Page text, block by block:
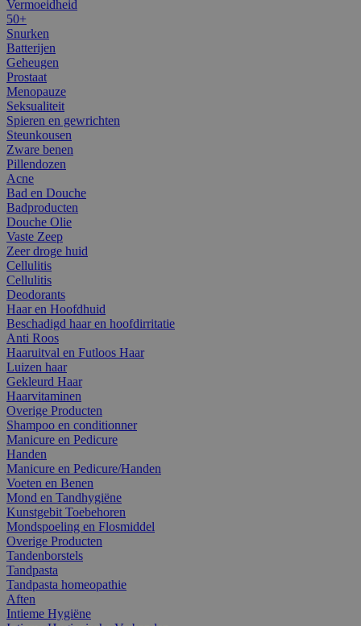
Vermoeidheid
50+
Snurken
Batterijen
Geheugen
Prostaat
Menopauze
Seksualiteit
Spieren en gewrichten
Steunkousen
Zware benen
Pillendozen
Acne
Bad en Douche
Badproducten
Douche Olie
Vaste Zeep
Zeer droge huid
Cellulitis
Cellulitis
Deodorants
Haar en Hoofdhuid
Beschadigd haar en hoofdirritatie
Anti Roos
Haaruitval en Futloos Haar
Luizen haar
Gekleurd Haar
Haarvitaminen
Overige Producten
Shampoo en conditionner
Manicure en Pedicure
Handen
Manicure en Pedicure/Handen
Voeten en Benen
Mond en Tandhygiëne
Kunstgebit Toebehoren
Mondspoeling en Flosmiddel
Overige Producten
Tandenborstels
Tandpasta
Tandpasta homeopathie
Aften
Intieme Hygiëne